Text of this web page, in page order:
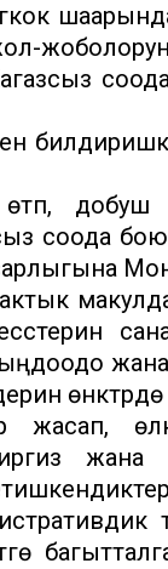
добуш
соода
жасап,